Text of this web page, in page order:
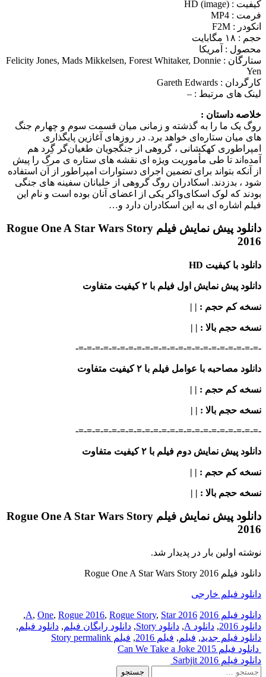
کیفیت : HD (image)
فرمت : MP4
انکودر : F2M
حجم : ۱۸ مگابایت
محصول : آمریکا
ستارگان : Felicity Jones, Mads Mikkelsen, Forest Whitaker, Donnie
Yen
کارگردان : Gareth Edwards
لینک های مرتبط : –
خلاصه داستان :
روگ یک ما را به گذشته و زمانی میان قسمت سوم و چهارم جنگ‌
های میان ستاره‌ای خواهد برد. در روزهای آغازین پایگذاری
امپراطوری کهکشانی ، گروهی از جنگجویان طغیان‌گر گِرد هم
آمده‌اند تا طی مأموریت ویژه‌ ای نقشه‌ های ستاره‌ ی مرگ را پیش‌
از آنکه بتواند برای تضمین اجرای دستوارات امپراطور از آن استفاده
شود ، بدزدند. اسکادران روگ گروهی از خلبانان سفینه‌ های جنگی
بودند که لوک اسکای‌واکر یکی از اعضای آنان بوده است و نام این
فیلم اشاره‌ ای به این اسکادران دارد و…
دانلود پیش نمایش فیلم Rogue One A Star Wars Story
2016
دانلود با کیفیت HD
دانلود پیش نمایش اول فیلم با ۲ کیفیت متفاوت
نسخه کم حجم : | |
نسخه حجم بالا : | |
-=-=-=-=-=-=-=-=-=-=-=-=-=-=-=-=-=-=-=-=-=-=-
دانلود مصاحبه با عوامل فیلم با ۲ کیفیت متفاوت
نسخه کم حجم : | |
نسخه حجم بالا : | |
-=-=-=-=-=-=-=-=-=-=-=-=-=-=-=-=-=-=-=-=-=-=-
دانلود پیش نمایش دوم فیلم با ۲ کیفیت متفاوت
نسخه کم حجم : | |
نسخه حجم بالا : | |
دانلود پیش نمایش فیلم Rogue One A Star Wars Story
2016
نوشته اولین بار در پدیدار شد.
دانلود فیلم Rogue One A Star Wars Story 2016
دانلود فیلم خارجی
دانلود فیلم 2016 2016 A
, One, Rogue 2016, Rogue Story, Star
,
دانلود 2016
, دانلود A , دانلود Story , دانلود رایگان فیلم, دانلود فیلم,
دانلود فیلم جدید, فیلم, فیلم 2016 , فیلم Story permalink
Post
navigation
دانلود فیلم Can We Take a Joke 2015
دانلود فیلم Sarbjit 2016
جستجو